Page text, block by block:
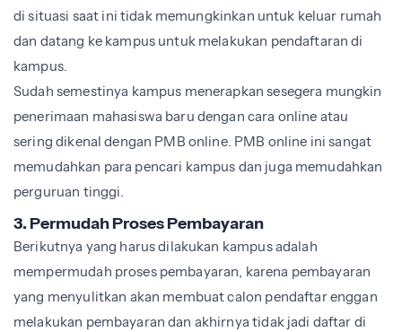
di situasi saat ini tidak memungkinkan untuk keluar rumah
dan datang ke kampus untuk melakukan pendaftaran di
kampus.
Sudah semestinya kampus menerapkan sesegera mungkin
penerimaan mahasiswa baru dengan cara online atau
sering dikenal dengan PMB online. PMB online ini sangat
memudahkan para pencari kampus dan juga memudahkan
perguruan tinggi.
3. Permudah Proses Pembayaran
Berikutnya yang harus dilakukan kampus adalah
mempermudah proses pembayaran, karena pembayaran
yang menyulitkan akan membuat calon pendaftar enggan
melakukan pembayaran dan akhirnya tidak jadi daftar di